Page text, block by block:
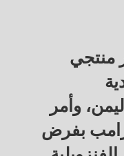
منتجي
وأمر
بفرض